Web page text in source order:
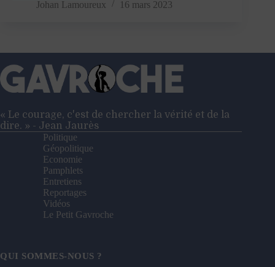
États-
la
crise
de
2008
Johan Lamoureux 16 mars 2023
« Le courage, c'est de chercher la vérité et de la
dire. » - Jean Jaurès
Politique
Géopolitique
Economie
Pamphlets
Entretiens
Reportages
Vidéos
Le Petit Gavroche
QUI SOMMES-NOUS ?